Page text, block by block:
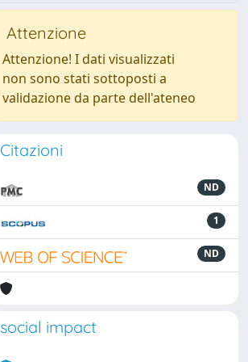
Attenzione
Attenzione! I dati visualizzati
non sono stati sottoposti a
validazione da parte dell'ateneo
Citazioni
ND
1
ND
social impact